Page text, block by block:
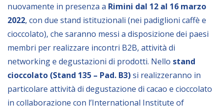
Foto
Video
Audio
BIBLIOTECA
nuovamente in presenza a Rimini dal 12 al 16 marzo
2022, con due stand istituzionali (nei padiglioni caffè e
cioccolato), che saranno messi a disposizione dei paesi
membri per realizzare incontri B2B, attività di
networking e degustazioni di prodotti. Nello stand
cioccolato (Stand 135 – Pad. B3)si realizzeranno in
particolare attività di degustazione di cacao e cioccolato
in collaborazione con l’International Institute of